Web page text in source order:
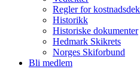
Regler for
Historikk
Historiske dokumenter
Hedmark Skikrets
Norges Skiforbund
Bli medlem